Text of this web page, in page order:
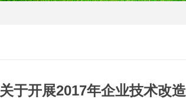
关于开展2017年企业技术改